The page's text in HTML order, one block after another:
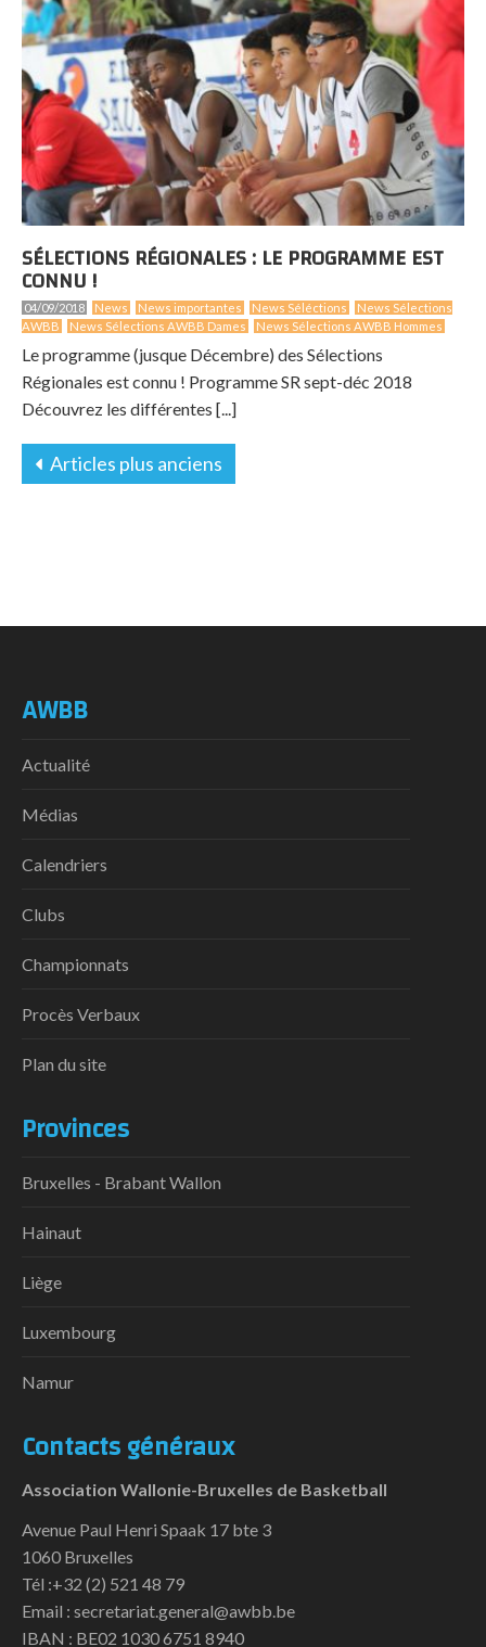
SÉLECTIONS RÉGIONALES : LE PROGRAMME EST
CONNU !
04/09/2018 News News importantes News Séléctions
News Sélections
AWBB
News Sélections AWBB Dames News Sélections AWBB Hommes
Le programme (jusque Décembre) des Sélections
Régionales est connu ! Programme SR sept-déc 2018
Découvrez les différentes [...]
Articles plus anciens
AWBB
Actualité
Médias
Calendriers
Clubs
Championnats
Procès Verbaux
Plan du site
Provinces
Bruxelles - Brabant Wallon
Hainaut
Liège
Luxembourg
Namur
Contacts généraux
Association Wallonie-Bruxelles de Basketball
Avenue Paul Henri Spaak 17 bte 3
1060 Bruxelles
Tél :+32 (2) 521 48 79
Email : secretariat.general@awbb.be
IBAN : BE02 1030 6751 8940